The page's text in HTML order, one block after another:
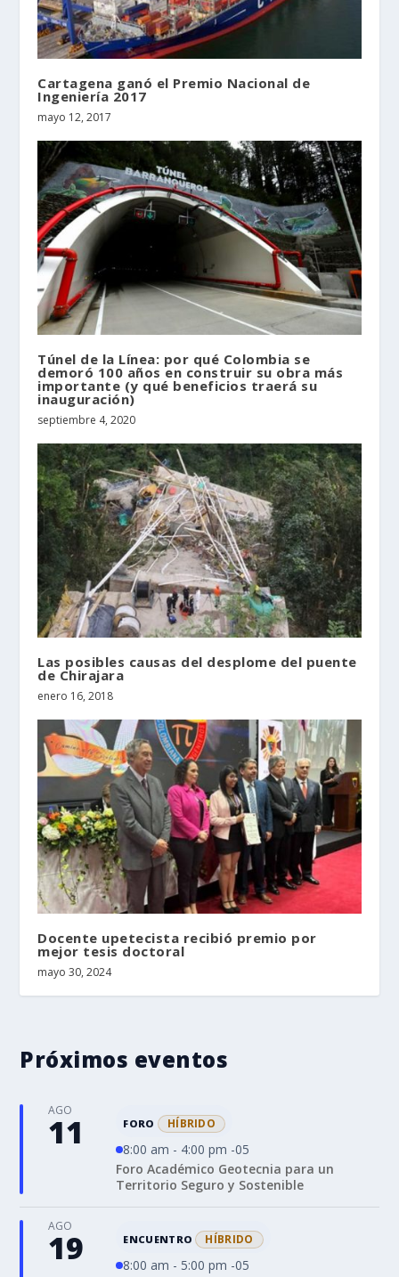
Cartagena ganó el Premio Nacional de
Ingeniería 2017
mayo 12, 2017
Túnel de la Línea: por qué Colombia se
demoró 100 años en construir su obra más
importante (y qué beneficios traerá su
inauguración)
septiembre 4, 2020
Las posibles causas del desplome del puente
de Chirajara
enero 16, 2018
Docente upetecista recibió premio por
mejor tesis doctoral
mayo 30, 2024
Próximos eventos
AGO
11 FORO HÍBRIDO
8:00 am - 4:00 pm -05
Foro Académico Geotecnia para un
Territorio Seguro y Sostenible
AGO
19 ENCUENTRO HÍBRIDO
8:00 am - 5:00 pm -05